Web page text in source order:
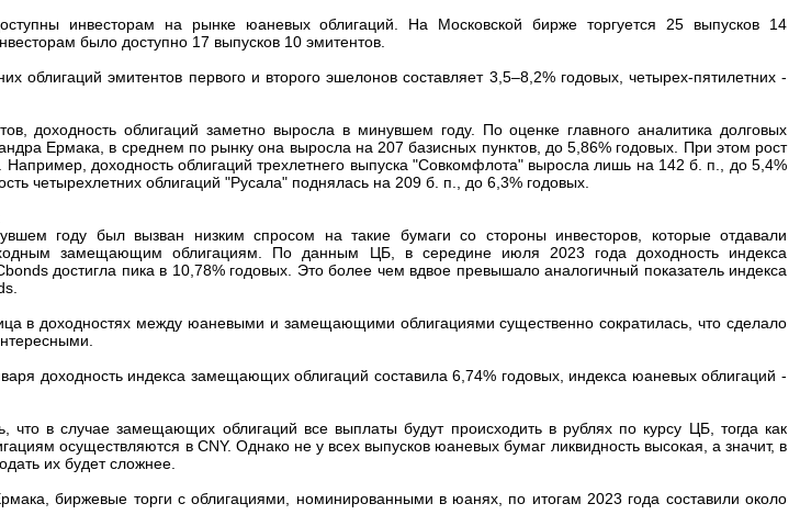
инвесторам на рынке юаневых облигаций. На Московской бирже торгуется 25 выпусков 14
было доступно 17 выпусков 10 эмитентов.
облигаций эмитентов первого и второго эшелонов составляет 3,5–8,2% годовых, четырех-пятилетних -
доходность облигаций заметно выросла в минувшем году. По оценке главного аналитика долговых
Ермака, в среднем по рынку она выросла на 207 базисных пунктов, до 5,86% годовых. При этом рост
Например, доходность облигаций трехлетнего выпуска "Совкомфлота" выросла лишь на 142 б. п., до 5,4%
четырехлетних облигаций "Русала" поднялась на 209 б. п., до 6,3% годовых.
году был вызван низким спросом на такие бумаги со стороны инвесторов, которые отдавали
замещающим облигациям. По данным ЦБ, в середине июля 2023 года доходность индекса
достигла пика в 10,78% годовых. Это более чем вдвое превышало аналогичный показатель индекса
в доходностях между юаневыми и замещающими облигациями существенно сократилась, что сделало
доходность индекса замещающих облигаций составила 6,74% годовых, индекса юаневых облигаций -
что в случае замещающих облигаций все выплаты будут происходить в рублях по курсу ЦБ, тогда как
осуществляются в CNY. Однако не у всех выпусков юаневых бумаг ликвидность высокая, а значит, в
их будет сложнее.
биржевые торги с облигациями, номинированными в юанях, по итогам 2023 года составили около